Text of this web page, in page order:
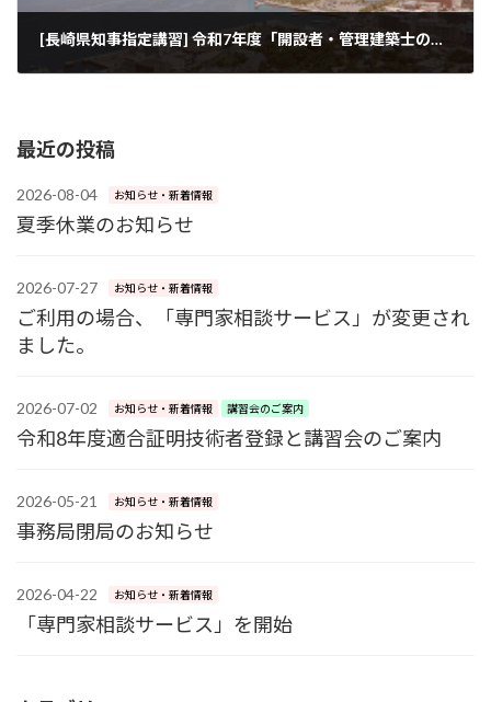
[長崎県知事指定講習] 令和7年度「開設者・管理建築士のための建築士事務所の管理研修会」開催のご案内
最近の投稿
2026-08-04 お知らせ・新着情報
夏季休業のお知らせ
2026-07-27 お知らせ・新着情報
ご利用の場合、「専門家相談サービス」が変更され
ました。
2026-07-02 お知らせ・新着情報 講習会のご案内
令和8年度適合証明技術者登録と講習会のご案内
2026-05-21 お知らせ・新着情報
事務局閉局のお知らせ
2026-04-22 お知らせ・新着情報
「専門家相談サービス」を開始